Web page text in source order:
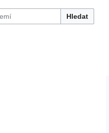
Hledat